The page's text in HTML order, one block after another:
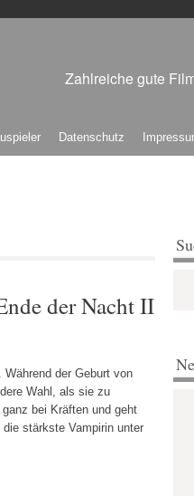
Zahlreiche gute
Datenschutz
der Nacht II
der Geburt von
Wahl, als sie zu
bei Kräften und geht
stärkste Vampirin unter